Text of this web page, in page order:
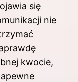
się
nie
kwocie,